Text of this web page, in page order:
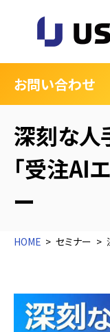
お問い合わせ
深刻な人
「受注AI
ー
HOME セミナー